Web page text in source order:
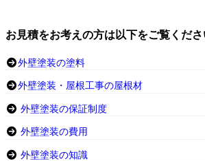
お見積をお考えの方は以下をご覧くだ
外壁塗装の塗料
外壁塗装・屋根工事の屋根材
外壁塗装の保証制度
外壁塗装の費用
外壁塗装の知識